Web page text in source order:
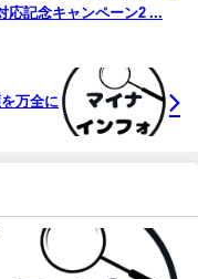
記念キャンペーン2 ...
万全に